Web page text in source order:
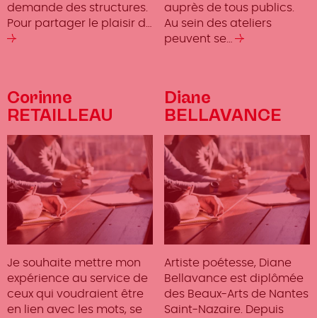
demande des structures.
Pour partager le plaisir d…
auprès de tous publics.
Au sein des ateliers
peuvent se…
Corinne
RETAILLEAU
Je souhaite mettre mon
expérience au service de
ceux qui voudraient être
en lien avec les mots, se
Diane
BELLAVANCE
Artiste poétesse, Diane
Bellavance est diplômée
des Beaux-Arts de Nantes
Saint-Nazaire. Depuis